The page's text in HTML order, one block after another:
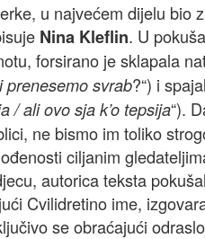
u najvećem dijelu bio
Nina Kleflin. U
forsirano je sklapala
prenesemo svrab?“) i
/ ali ovo sja k’o tepsija“).
ne bismo im toliko
ciljanim
autorica teksta
Cvilidretino ime,
se obraćajući